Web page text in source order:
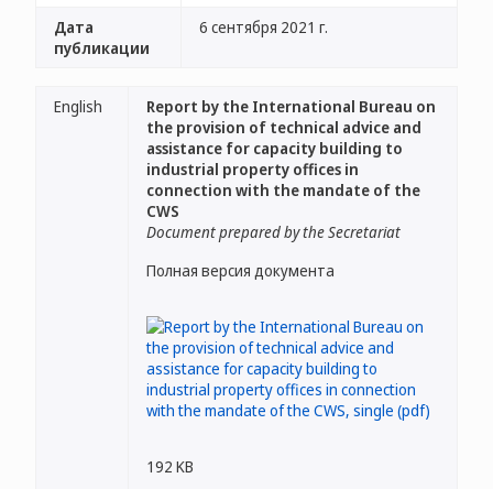
Дата
публикации
6 сентября 2021 г.
English
Report by the International Bureau on
the provision of technical advice and
assistance for capacity building to
industrial property offices in
connection with the mandate of the
CWS
Document prepared by the Secretariat
Полная версия документа
192 KB